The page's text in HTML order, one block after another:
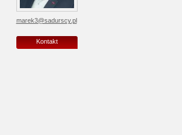
marek3@sadurscy.pl
Kontakt